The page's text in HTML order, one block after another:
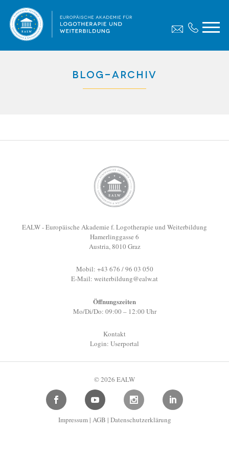
Blog-Archiv
EALW - Europäische Akademie f. Logotherapie und Weiterbildung
Hamerlinggasse 6
Austria, 8010 Graz
Mobil: +43 676 / 96 03 050
E-Mail: weiterbildung@ealw.at
Öffnungszeiten
Mo/Di/Do: 09:00 – 12:00 Uhr
Kontakt
Login: Userportal
© 2026 EALW
Impressum| AGB | Datenschutzerklärung